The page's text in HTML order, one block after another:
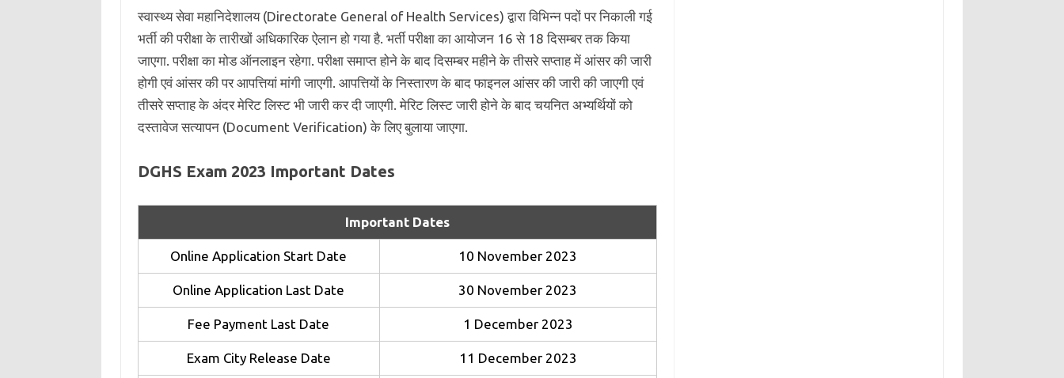
स्वास्थ्य सेवा महानिदेशालय (Directorate General of Health Services) द्वारा विभिन्न पदों पर निकाली गई
भर्ती की परीक्षा के तारीखों अधिकारिक ऐलान हो गया है. भर्ती परीक्षा का आयोजन 16 से 18 दिसम्बर तक किया
जाएगा. परीक्षा का मोड ऑनलाइन रहेगा. परीक्षा समाप्त होने के बाद दिसम्बर महीने के तीसरे सप्ताह में आंसर की जारी
होगी एवं आंसर की पर आपत्तियां मांगी जाएगी. आपत्तियों के निस्तारण के बाद फाइनल आंसर की जारी की जाएगी एवं
तीसरे सप्ताह के अंदर मेरिट लिस्ट भी जारी कर दी जाएगी. मेरिट लिस्ट जारी होने के बाद चयनित अभ्यर्थियों को
दस्तावेज सत्यापन (Document Verification) के लिए बुलाया जाएगा.
DGHS Exam 2023 Important Dates
Important Dates
Online Application Start Date 10 November 2023
Online Application Last Date 30 November 2023
Fee Payment Last Date 1 December 2023
Exam City Release Date 11 December 2023